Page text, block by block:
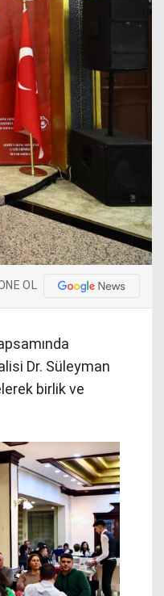
OL
Dr. Süleyman
birlik ve